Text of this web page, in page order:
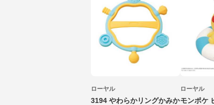
ローヤル
3194 やわらかリングかみか
ローヤル
モンポケ